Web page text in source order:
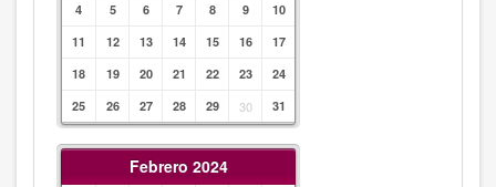
4
5 6 7 8 9
10
11
12 13 14 15 16
17
18
19 20 21 22 23
24
25
26 27 28 29 30 31
Febrero 2024